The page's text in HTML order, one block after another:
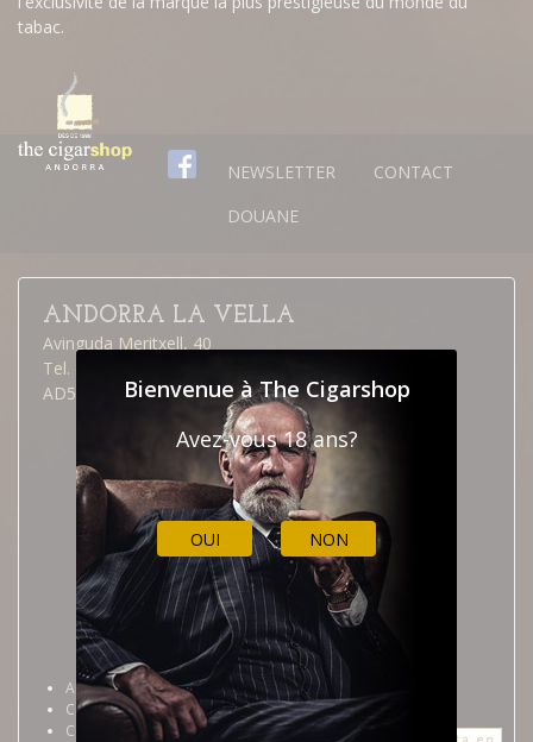
Bienvenue à The Cigarshop
Avez-vous 18 ans?
OUI NON
tabac.
NEWSLETTER
CONTACT
DOUANE
ANDORRA LA VELLA
Avinguda Meritxell, 40
Tel. (376) 826 515
AD500 Andorra la Vella
Andorra la Vella
Calendrier professionnel
Comment y arriver